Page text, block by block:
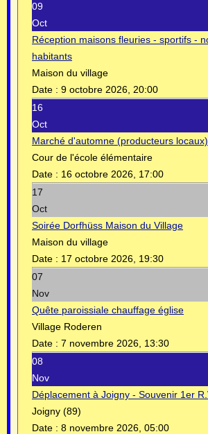
09
Oct
Réception maisons fleuries - sportifs -
habitants
Maison du village
Date : 9 octobre 2026, 20:00
16
Oct
Marché d'automne (producteurs locaux)
Cour de l'école élémentaire
Date : 16 octobre 2026, 17:00
17
Oct
Soirée Dorfhüss Maison du Village
Maison du village
Date : 17 octobre 2026, 19:30
07
Nov
Quête paroissiale chauffage église
Village Roderen
Date : 7 novembre 2026, 13:30
08
Nov
Déplacement à Joigny - Souvenir 1er
Joigny (89)
Date : 8 novembre 2026, 05:00